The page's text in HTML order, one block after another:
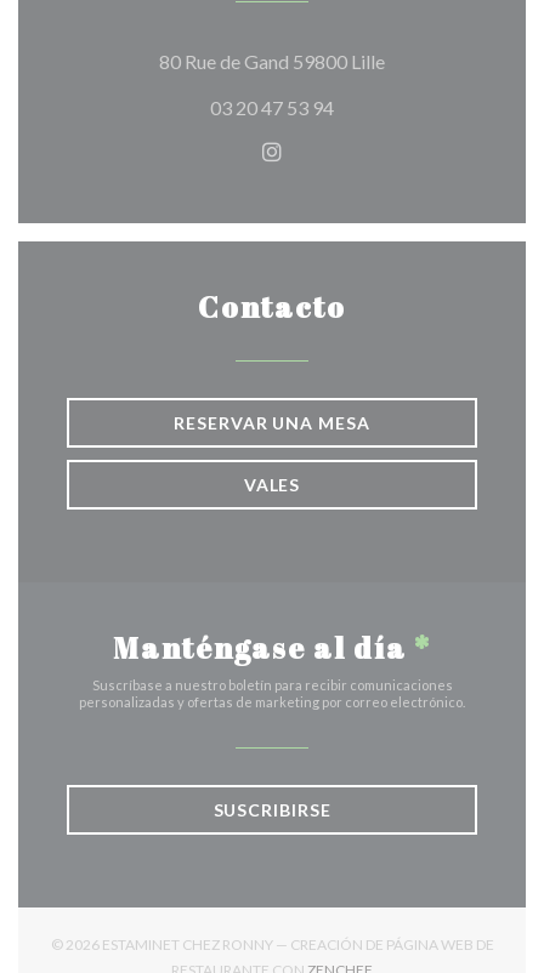
80 Rue de Gand 59800 Lille((abre en una
03 20 47 53 94
Instagram ((abre en una
Contacto
RESERVAR UNA MESA
VALES
Manténgase al día *
Suscríbase a nuestro boletín para recibir comunicaciones
personalizadas y ofertas de marketing por correo electrónico.
SUSCRIBIRSE
© 2026 ESTAMINET CHEZ RONNY — CREACIÓN DE PÁGINA WEB DE